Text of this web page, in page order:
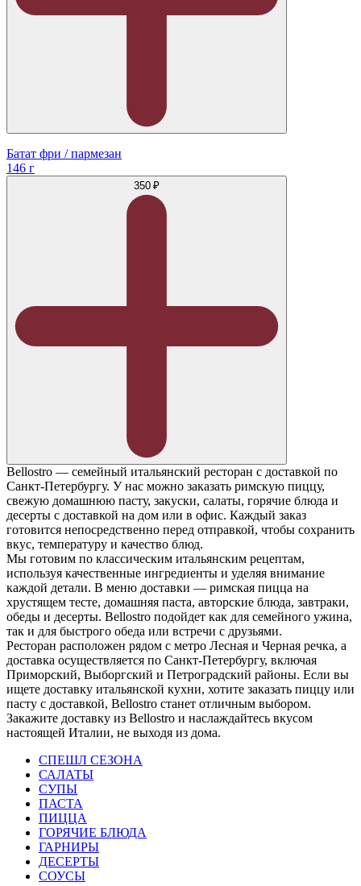
Батат фри / пармезан
146 г
350 ₽
Bellostro — семейный итальянский ресторан с доставкой по
Санкт-Петербургу. У нас можно заказать римскую пиццу,
свежую домашнюю пасту, закуски, салаты, горячие блюда и
десерты с доставкой на дом или в офис. Каждый заказ
готовится непосредственно перед отправкой, чтобы сохранить
вкус, температуру и качество блюд.
Мы готовим по классическим итальянским рецептам,
используя качественные ингредиенты и уделяя внимание
каждой детали. В меню доставки — римская пицца на
хрустящем тесте, домашняя паста, авторские блюда, завтраки,
обеды и десерты. Bellostro подойдет как для семейного ужина,
так и для быстрого обеда или встречи с друзьями.
Ресторан расположен рядом с метро Лесная и Черная речка, а
доставка осуществляется по Санкт-Петербургу, включая
Приморский, Выборгский и Петроградский районы. Если вы
ищете доставку итальянской кухни, хотите заказать пиццу или
пасту с доставкой, Bellostro станет отличным выбором.
Закажите доставку из Bellostro и наслаждайтесь вкусом
настоящей Италии, не выходя из дома.
СПЕШЛ СЕЗОНА
САЛАТЫ
СУПЫ
ПАСТА
ПИЦЦА
ГОРЯЧИЕ БЛЮДА
ГАРНИРЫ
ДЕСЕРТЫ
СОУСЫ